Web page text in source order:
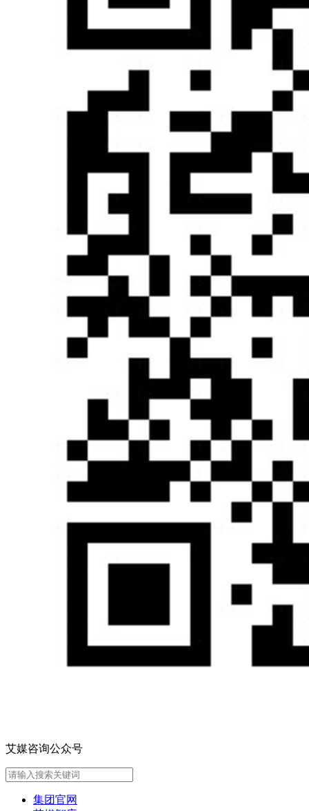
艾媒咨询公众号
集团官网